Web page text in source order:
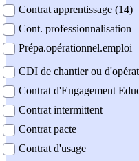
Contrat apprentissage (14)
Cont. professionnalisation
Prépa.opérationnel.emploi
CDI de chantier ou
Contrat d'Engagement
Contrat intermittent
Contrat pacte
Contrat d'usage